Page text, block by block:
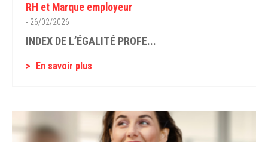
RH et Marque employeur
- 26/02/2026
INDEX DE L’ÉGALITÉ PROFE...
En savoir plus